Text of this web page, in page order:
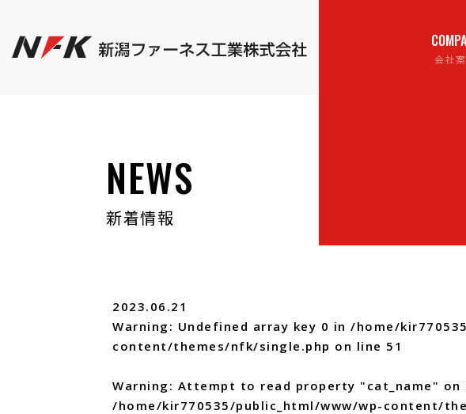
会社
NEWS
新着情報
2023.06.21
Warning : Undefined array key 0 in /home/
content/themes/nfk/single.php on line 51
Warning : Attempt to read property "cat_name" on
/home/kir770535/public_html/www/wp-content/